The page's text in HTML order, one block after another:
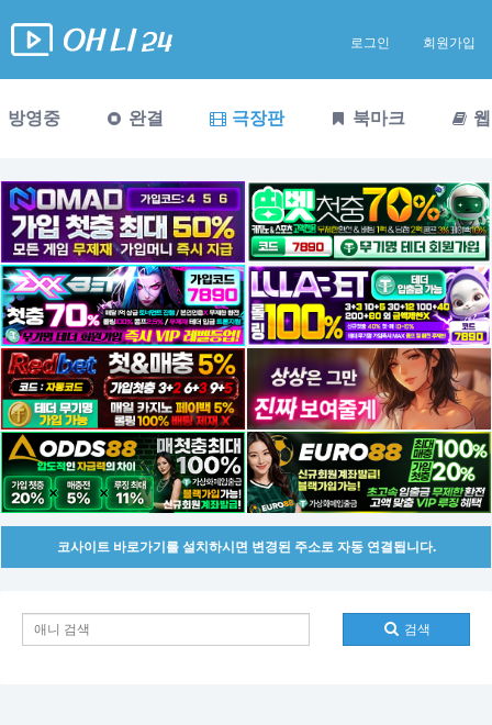
로그인 회원가입
방영중 완결 극장판 북마크
코사이트 바로가기를 설치하시면 변경된 주소로 자동 연결됩니다.
검색